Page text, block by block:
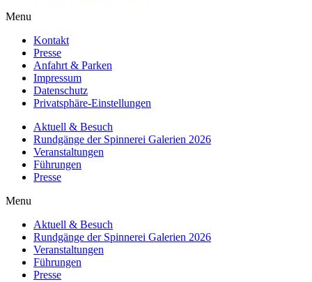
Menu
Kontakt
Presse
Anfahrt & Parken
Impressum
Datenschutz
Privatsphäre-Einstellungen
Aktuell & Besuch
Rundgänge der Spinnerei Galerien 2026
Veranstaltungen
Führungen
Presse
Menu
Aktuell & Besuch
Rundgänge der Spinnerei Galerien 2026
Veranstaltungen
Führungen
Presse